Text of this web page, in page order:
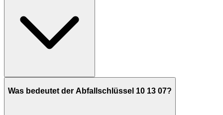
Was bedeutet der Abfallschlüssel 10 13 07?